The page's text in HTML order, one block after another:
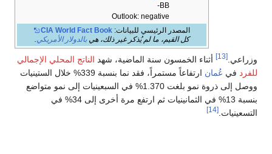
BB-
Outlook: negative
المصدر الرئيسي للبيانات: CIA World Fact Book
كل القيم، ما لم يُذكر غير ذلك، هيبالدولار الأمريكي.
وزراعي. [13] أثناء الخمسون سنة الماضية، شهد الناتج المحلي الإجمالي
للفرد في عُمان
ارتفاعاً مستمراً، فقد نما بنسبة 339% خلال الستينيات
ووصل إلى ذروة نمو بلغت 1.370% في السبعينيات إلى نمو متواضع
بنسبة 13% في الثمانينيات ثم ارتفع مرة أخرى إلى 34% في
التسعينيات. [14]